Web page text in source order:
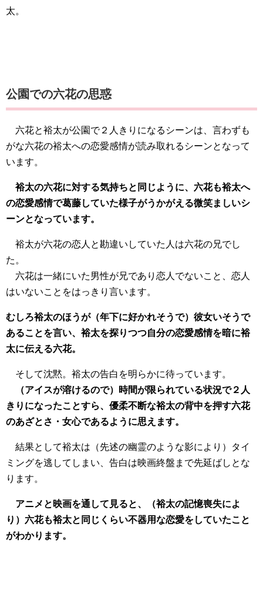
太。
公園での六花の思惑
六花と裕太が公園で２人きりになるシーンは、言わずも
がな六花の裕太への恋愛感情が読み取れるシーンとなって
います。
裕太の六花に対する気持ちと同じように、六花も裕太へ
の恋愛感情で葛藤していた様子がうかがえる微笑ましいシ
ーンとなっています。
裕太が六花の恋人と勘違いしていた人は六花の兄でし
た。
六花は一緒にいた男性が兄であり恋人でないこと、恋人
はいないことをはっきり言います。
むしろ裕太のほうが（年下に好かれそうで）彼女いそうで
あることを言い、裕太を探りつつ自分の恋愛感情を暗に裕
太に伝える六花。
そして沈黙。裕太の告白を明らかに待っています。
（アイスが溶けるので）時間が限られている状況で２人
きりになったことすら、優柔不断な裕太の背中を押す六花
のあざとさ・女心であるように思えます。
結果として裕太は（先述の幽霊のような影により）タイ
ミングを逃してしまい、告白は映画終盤まで先延ばしとな
ります。
アニメと映画を通して見ると、（裕太の記憶喪失によ
り）六花も裕太と同じくらい不器用な恋愛をしていたこと
がわかります。